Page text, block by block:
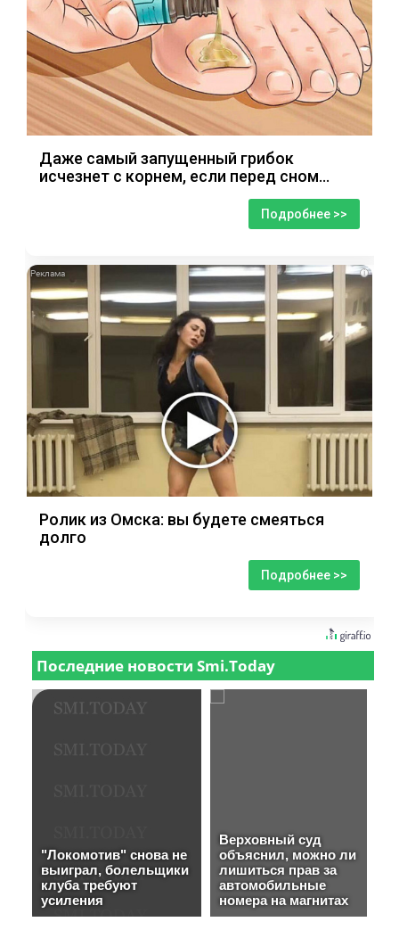
Даже самый запущенный грибок
исчезнет с корнем, если перед сном…
Подробнее >>
i
Ролик из Омска: вы будете смеяться
долго
Подробнее >>